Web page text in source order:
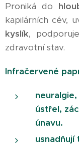
Proniká do
kapilárních cév,
kyslík,
zdravotní stav.
Infračervené
ústřel,
únavu.